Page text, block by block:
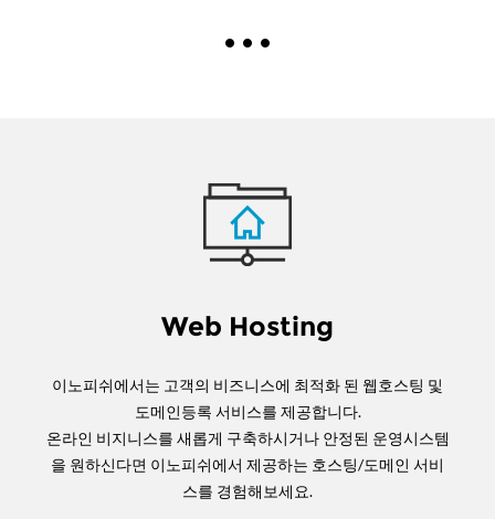
Web Hosting
이노피쉬에서는 고객의 비즈니스에 최적화 된 웹호스팅 및
도메인등록 서비스를 제공합니다.
온라인 비지니스를 새롭게 구축하시거나 안정된 운영시스템
을 원하신다면 이노피쉬에서 제공하는 호스팅/도메인 서비
스를 경험해보세요.